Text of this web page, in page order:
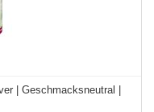
| Geschmacksneutral |